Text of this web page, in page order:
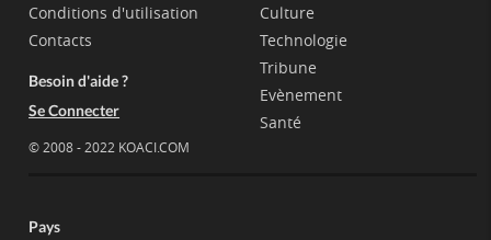
Conditions d'utilisation
Contacts
Besoin d'aide ?
Se Connecter
© 2008 - 2022 KOACI.COM
Culture
Technologie
Tribune
Evènement
Santé
Pays